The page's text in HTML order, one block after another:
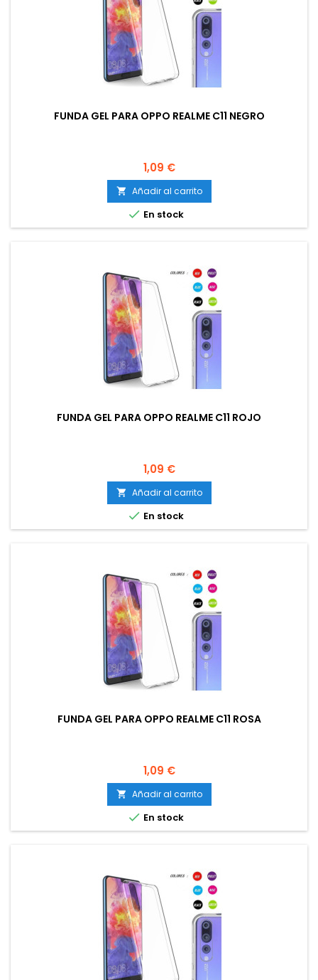
FUNDA GEL PARA OPPO REALME C11 NEGRO
Precio
1,09 €
 Añadir al carrito
 En stock
FUNDA GEL PARA OPPO REALME C11 ROJO
Precio
1,09 €
 Añadir al carrito
 En stock
FUNDA GEL PARA OPPO REALME C11 ROSA
Precio
1,09 €
 Añadir al carrito
 En stock